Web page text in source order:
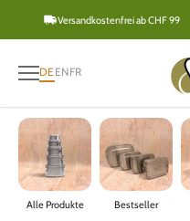
Versandkostenfrei ab CHF 99
DEENFR
Alle Produkte Bestseller